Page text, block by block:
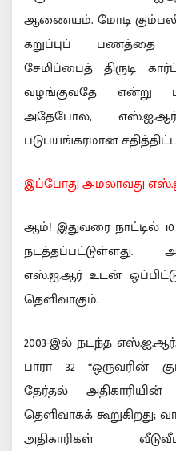
ஆணையம். மோடி
கறுப்புப் பணத்தை
சேமிப்பைத் திருடி
வழங்குவதே என்று
அதேபோல,
படுபயங்கரமான
இப்போது அமலாவது
ஆம்! இதுவரை நாட்டில்
எஸ்.ஐ.ஆர் உடன்
தெளிவாகும்.
2003-இல் நடந்த
பாரா 32 “ஒருவரின்
தேர்தல்
தெளிவாகக் கூறுகிறது;
அதிகாரிகள்